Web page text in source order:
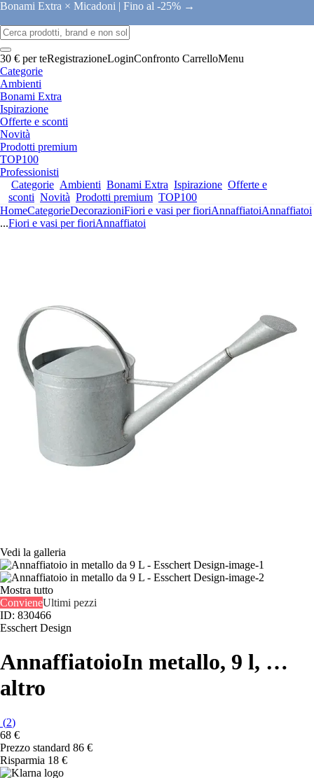
Bonami Extra × Micadoni | Fino al -25% →
30 € per teRegistrazioneLoginConfronto CarrelloMenu
Categorie
Ambienti
Bonami Extra
Ispirazione
Offerte e sconti
Novità
Prodotti premium
TOP100
Professionisti
Categorie Ambienti Bonami Extra Ispirazione Offerte e
sconti Novità Prodotti premium TOP100
HomeCategorieDecorazioniFiori e vasi per fioriAnnaffiatoiAnnaffiatoi
...Fiori e vasi per fioriAnnaffiatoi
Vedi la galleria
Mostra tutto
ConvieneUltimi pezzi
ID: 830466
Esschert Design
AnnaffiatoioIn metallo, 9 l, …
altro
(2)
68 €
Prezzo standard 86 €
Risparmia 18 €